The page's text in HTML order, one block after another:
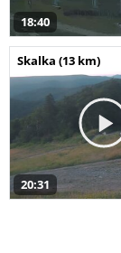
18:40
Skalka (13 km)
20:31